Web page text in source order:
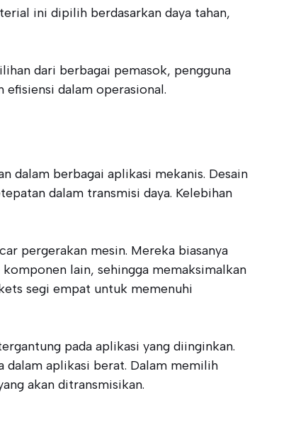
ini dipilih berdasarkan daya tahan,
dari berbagai pemasok, pengguna
dalam operasional.
dalam berbagai aplikasi mekanis. Desain
dalam transmisi daya. Kelebihan
pergerakan mesin. Mereka biasanya
lain, sehingga memaksimalkan
segi empat untuk memenuhi
pada aplikasi yang diinginkan.
aplikasi berat. Dalam memilih
akan ditransmisikan.